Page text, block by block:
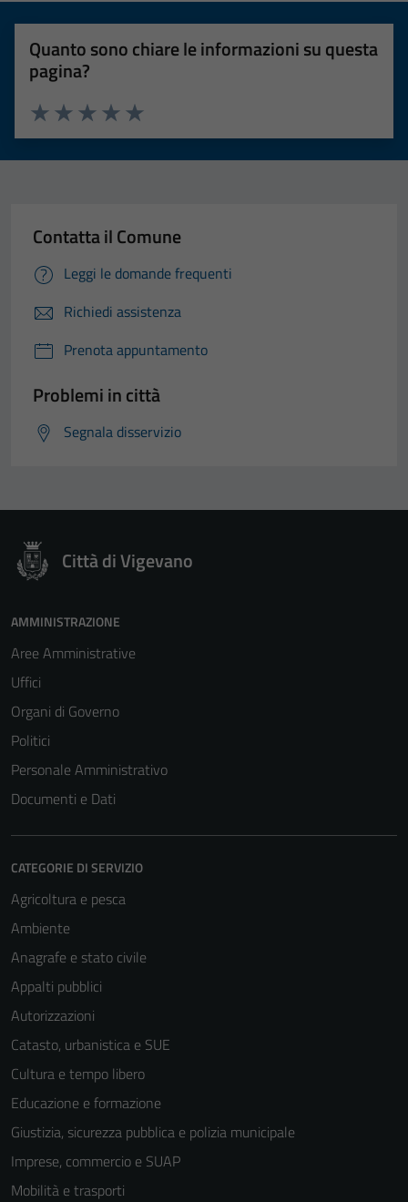
Quanto sono chiare le informazioni su questa
pagina?
Valuta 5 stelle su 5
Valuta 4 stelle su 5
Valuta 3 stelle su 5
Valuta 2 stelle su 5
Valuta 1 stelle su 5
Contatta il Comune
Leggi le domande frequenti
Richiedi assistenza
Prenota appuntamento
Problemi in città
Segnala disservizio
Città di Vigevano
AMMINISTRAZIONE
Aree Amministrative
Uffici
Organi di Governo
Politici
Personale Amministrativo
Documenti e Dati
CATEGORIE DI SERVIZIO
Agricoltura e pesca
Ambiente
Anagrafe e stato civile
Appalti pubblici
Autorizzazioni
Catasto, urbanistica e SUE
Cultura e tempo libero
Educazione e formazione
Giustizia, sicurezza pubblica e polizia municipale
Imprese, commercio e SUAP
Mobilità e trasporti